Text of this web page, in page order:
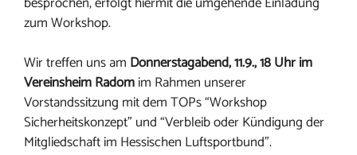
zum Workshop.
Wir treffen uns am Donnerstagabend, 11.9., 18 Uhr im
Vereinsheim Radomim Rahmen unserer
Vorstandssitzung mit dem TOPs “Workshop
Sicherheitskonzept” und “Verbleib oder Kündigung der
Mitgliedschaft im Hessischen Luftsportbund”.